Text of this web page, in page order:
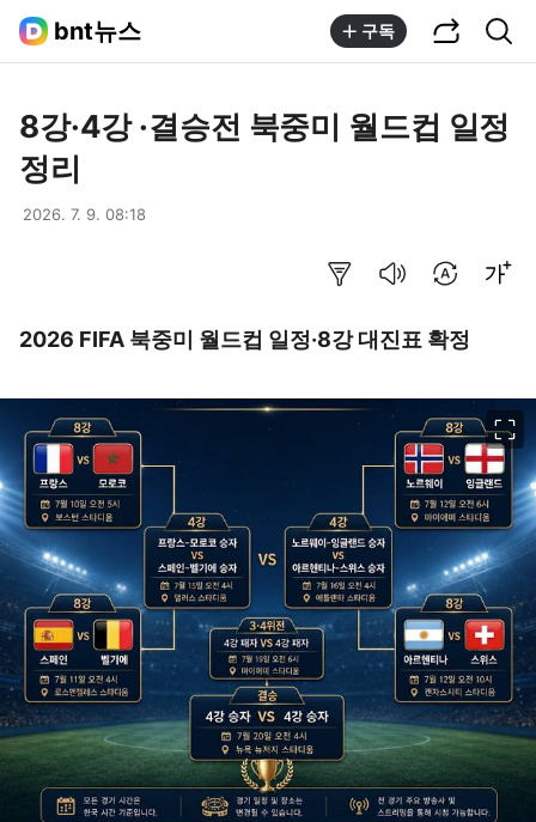
bnt뉴스 구독
8강·4강 ·결승전 북중미 월드컵 일정
정리
2026. 7. 9. 08:18
2026 FIFA 북중미 월드컵 일정·8강 대진표 확정